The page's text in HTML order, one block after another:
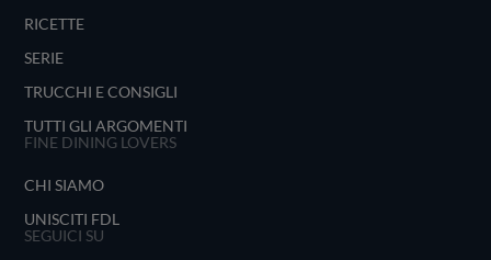
RICETTE
SERIE
TRUCCHI E CONSIGLI
TUTTI GLI ARGOMENTI
FINE DINING LOVERS
CHI SIAMO
UNISCITI FDL
SEGUICI SU